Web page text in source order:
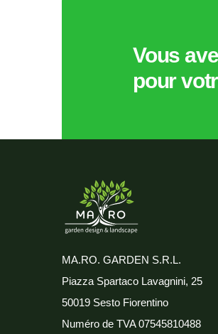
Vous
pour
MA.RO. GARDEN S.R.L.
Piazza Spartaco Lavagnini, 25
50019 Sesto Fiorentino
Numéro de TVA07545810488